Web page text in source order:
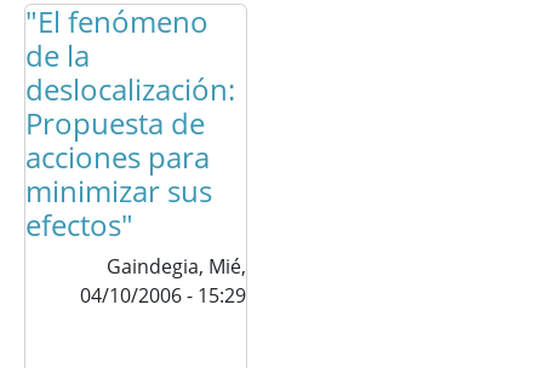
"El fenómeno
de la
deslocalización:
Propuesta de
acciones para
minimizar sus
efectos"
Gaindegia, Mié,
04/10/2006 - 15:29